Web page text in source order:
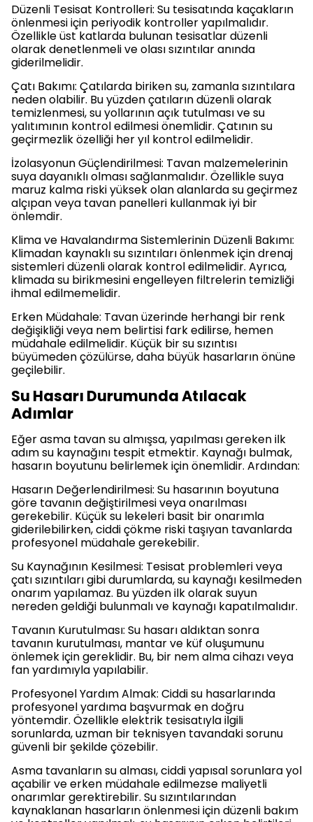
Düzenli Tesisat Kontrolleri: Su tesisatında kaçakların
önlenmesi için periyodik kontroller yapılmalıdır.
Özellikle üst katlarda bulunan tesisatlar düzenli
olarak denetlenmeli ve olası sızıntılar anında
giderilmelidir.
Çatı Bakımı: Çatılarda biriken su, zamanla sızıntılara
neden olabilir. Bu yüzden çatıların düzenli olarak
temizlenmesi, su yollarının açık tutulması ve su
yalıtımının kontrol edilmesi önemlidir. Çatının su
geçirmezlik özelliği her yıl kontrol edilmelidir.
İzolasyonun Güçlendirilmesi: Tavan malzemelerinin
suya dayanıklı olması sağlanmalıdır. Özellikle suya
maruz kalma riski yüksek olan alanlarda su geçirmez
alçıpan veya tavan panelleri kullanmak iyi bir
önlemdir.
Klima ve Havalandırma Sistemlerinin Düzenli Bakımı:
Klimadan kaynaklı su sızıntıları önlenmek için drenaj
sistemleri düzenli olarak kontrol edilmelidir. Ayrıca,
klimada su birikmesini engelleyen filtrelerin temizliği
ihmal edilmemelidir.
Erken Müdahale: Tavan üzerinde herhangi bir renk
değişikliği veya nem belirtisi fark edilirse, hemen
müdahale edilmelidir. Küçük bir su sızıntısı
büyümeden çözülürse, daha büyük hasarların önüne
geçilebilir.
Su Hasarı Durumunda Atılacak
Adımlar
Eğer asma tavan su almışsa, yapılması gereken ilk
adım su kaynağını tespit etmektir. Kaynağı bulmak,
hasarın boyutunu belirlemek için önemlidir. Ardından:
Hasarın Değerlendirilmesi: Su hasarının boyutuna
göre tavanın değiştirilmesi veya onarılması
gerekebilir. Küçük su lekeleri basit bir onarımla
giderilebilirken, ciddi çökme riski taşıyan tavanlarda
profesyonel müdahale gerekebilir.
Su Kaynağının Kesilmesi: Tesisat problemleri veya
çatı sızıntıları gibi durumlarda, su kaynağı kesilmeden
onarım yapılamaz. Bu yüzden ilk olarak suyun
nereden geldiği bulunmalı ve kaynağı kapatılmalıdır.
Tavanın Kurutulması: Su hasarı aldıktan sonra
tavanın kurutulması, mantar ve küf oluşumunu
önlemek için gereklidir. Bu, bir nem alma cihazı veya
fan yardımıyla yapılabilir.
Profesyonel Yardım Almak: Ciddi su hasarlarında
profesyonel yardıma başvurmak en doğru
yöntemdir. Özellikle elektrik tesisatıyla ilgili
sorunlarda, uzman bir teknisyen tavandaki sorunu
güvenli bir şekilde çözebilir.
Asma tavanların su alması, ciddi yapısal sorunlara yol
açabilir ve erken müdahale edilmezse maliyetli
onarımlar gerektirebilir. Su sızıntılarından
kaynaklanan hasarların önlenmesi için düzenli bakım